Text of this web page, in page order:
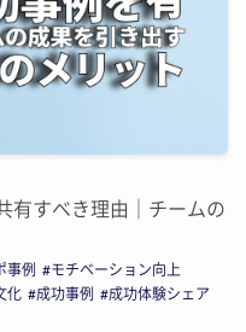
有すべき理由｜チームの
事例
モチベーション向上
化 成功事例
成功体験シェア